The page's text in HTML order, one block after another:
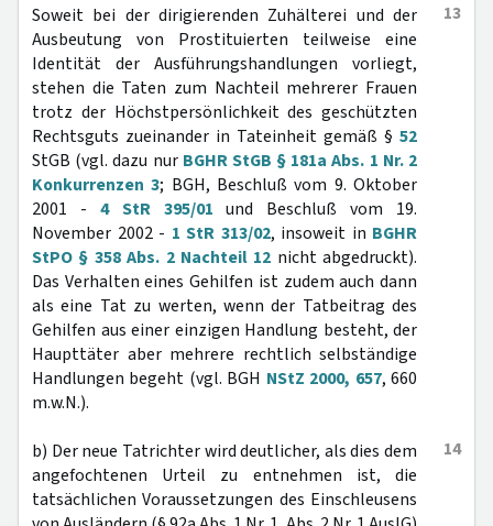
13
Soweit bei der dirigierenden Zuhälterei und der
Ausbeutung von Prostituierten teilweise eine
Identität der Ausführungshandlungen vorliegt,
stehen die Taten zum Nachteil mehrerer Frauen
trotz der Höchstpersönlichkeit des geschützten
Rechtsguts zueinander in Tateinheit gemäß § 52
StGB (vgl. dazu nur BGHR StGB § 181a Abs. 1 Nr. 2
Konkurrenzen 3; BGH, Beschluß vom 9. Oktober
2001 - 4 StR 395/01 und Beschluß vom 19.
November 2002 - 1 StR 313/02, insoweit in BGHR
StPO § 358 Abs. 2 Nachteil 12 nicht abgedruckt).
Das Verhalten eines Gehilfen ist zudem auch dann
als eine Tat zu werten, wenn der Tatbeitrag des
Gehilfen aus einer einzigen Handlung besteht, der
Haupttäter aber mehrere rechtlich selbständige
Handlungen begeht (vgl. BGH NStZ 2000, 657, 660
m.w.N.).
14
b) Der neue Tatrichter wird deutlicher, als dies dem
angefochtenen Urteil zu entnehmen ist, die
tatsächlichen Voraussetzungen des Einschleusens